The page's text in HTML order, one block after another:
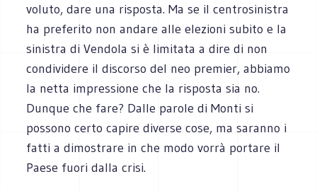
voluto, dare una risposta. Ma se il centrosinistra
ha preferito non andare alle elezioni subito e la
sinistra di Vendola si è limitata a dire di non
condividere il discorso del neo premier, abbiamo
la netta impressione che la risposta sia no.
Dunque che fare? Dalle parole di Monti si
possono certo capire diverse cose, ma saranno i
fatti a dimostrare in che modo vorrà portare il
Paese fuori dalla crisi.